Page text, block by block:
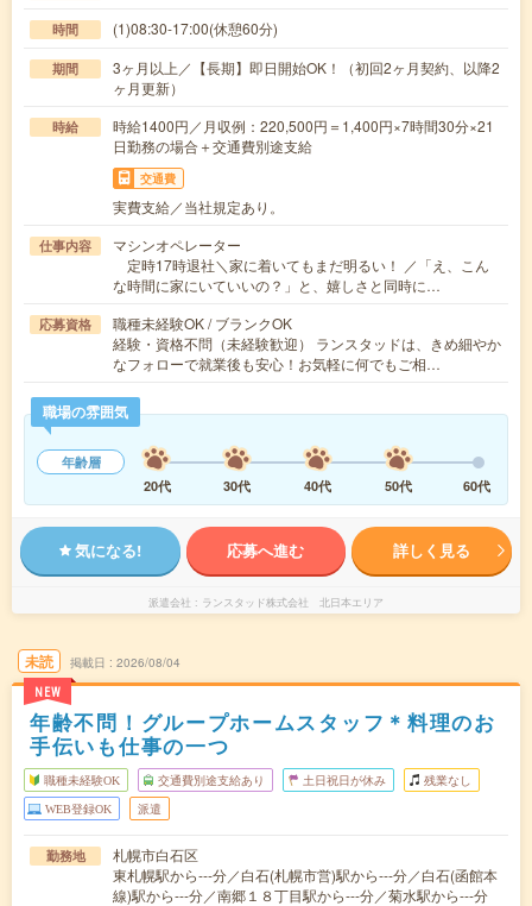
時間 (1)08:30-17:00(休憩60分)
期間
3ヶ月以上／【長期】即日開始OK！（初回2ヶ月契約、以降2
ヶ月更新）
時給
時給1400円／月収例：220,500円＝1,400円×7時間30分×21
日勤務の場合＋交通費別途支給
交通費
実費支給／当社規定あり。
仕事内容
マシンオペレーター
定時17時退社＼家に着いてもまだ明るい！ ／「え、こん
な時間に家にいていいの？」と、嬉しさと同時に…
応募資格
職種未経験OK / ブランクOK
経験・資格不問（未経験歓迎） ランスタッドは、きめ細やか
なフォローで就業後も安心！お気軽に何でもご相…
職場の雰囲気
年齢層
20代
30代 40代 50代 60代
気になる! 応募へ進む 詳しく見る
派遣会社 ランスタッド株式会社 北日本エリア
未読
NEW
掲載日 2026/08/04
年齢不問！グループホームスタッフ＊料理のお
手伝いも仕事の一つ
職種未経験OK 交通費別途支給あり 土日祝日が休み 残業なし
WEB登録OK 派遣
勤務地
札幌市白石区
東札幌駅から---分／白石(札幌市営)駅から---分／白石(函館本
線)駅から---分／南郷１８丁目駅から---分／菊水駅から---分